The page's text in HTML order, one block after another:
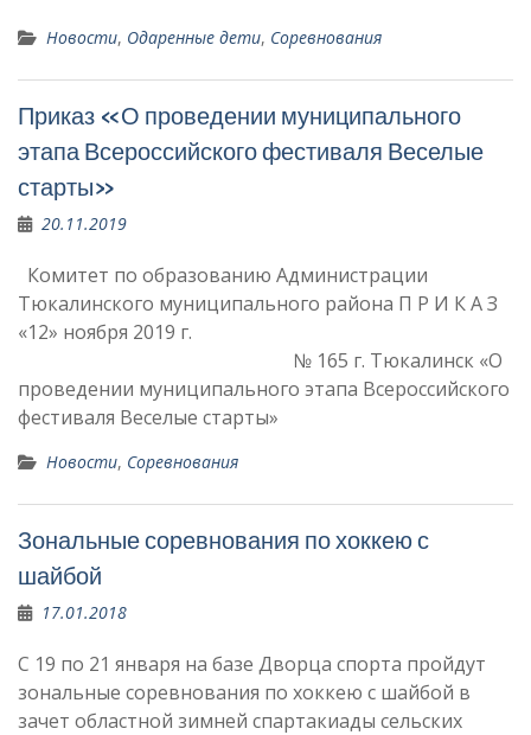
Новости, Одаренные дети, Соревнования
Приказ «О проведении муниципального
этапа Всероссийского фестиваля Веселые
старты»
20.11.2019
Комитет по образованию Администрации
Тюкалинского муниципального района П Р И К А З
«12» ноября 2019 г.
№ 165 г. Тюкалинск «О
проведении муниципального этапа Всероссийского
фестиваля Веселые старты»
Новости, Соревнования
Зональные соревнования по хоккею с
шайбой
17.01.2018
С 19 по 21 января на базе Дворца спорта пройдут
зональные соревнования по хоккею с шайбой в
зачет областной зимней спартакиады сельских